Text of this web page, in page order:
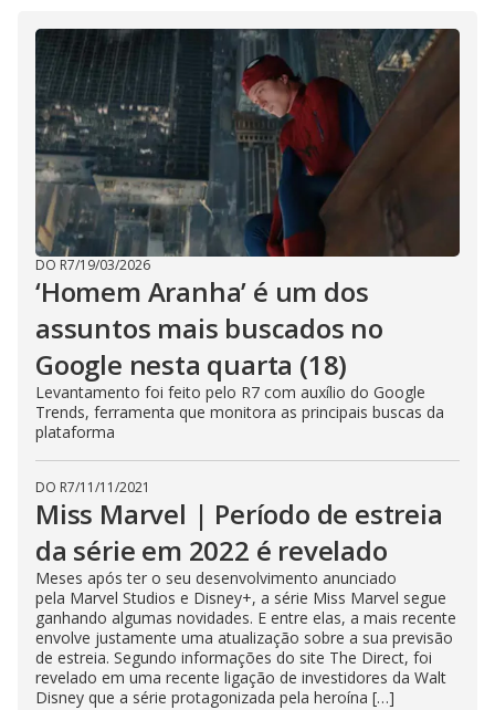
DO R7/19/03/2026
‘Homem Aranha’ é um dos
assuntos mais buscados no
Google nesta quarta (18)
Levantamento foi feito pelo R7 com auxílio do Google
Trends, ferramenta que monitora as principais buscas da
plataforma
DO R7/11/11/2021
Miss Marvel | Período de estreia
da série em 2022 é revelado
Meses após ter o seu desenvolvimento anunciado
pela Marvel Studios e Disney+, a série Miss Marvel segue
ganhando algumas novidades. E entre elas, a mais recente
envolve justamente uma atualização sobre a sua previsão
de estreia. Segundo informações do site The Direct, foi
revelado em uma recente ligação de investidores da Walt
Disney que a série protagonizada pela heroína […]